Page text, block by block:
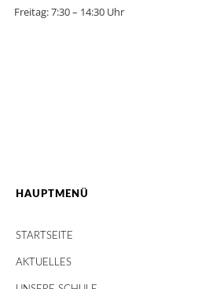
Freitag: 7:30 – 14:30 Uhr
HAUPTMENÜ
STARTSEITE
AKTUELLES